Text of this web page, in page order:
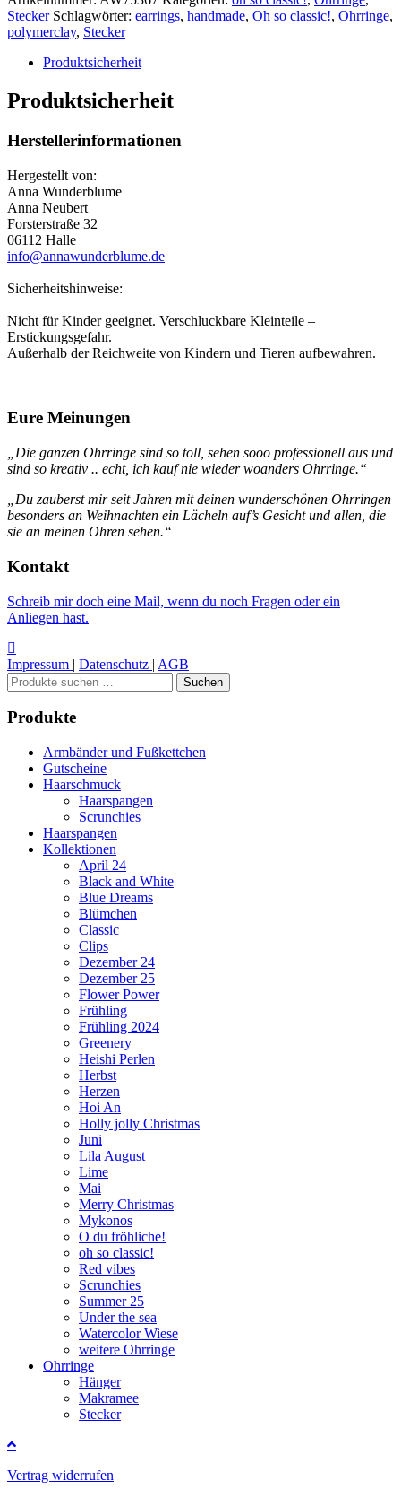
Stecker
Menge
Stecker Schlagwörter: earrings, handmade, Oh so classic!, Ohrringe,
polymerclay, Stecker
Produktsicherheit
Produktsicherheit
Herstellerinformationen
Hergestellt von:
Anna Wunderblume
Anna Neubert
Forsterstraße 32
06112 Halle
info@annawunderblume.de
Sicherheitshinweise:
Nicht für Kinder geeignet. Verschluckbare Kleinteile –
Erstickungsgefahr.
Außerhalb der Reichweite von Kindern und Tieren aufbewahren.
Eure Meinungen
„Die ganzen Ohrringe sind so toll, sehen sooo professionell aus und
sind so kreativ .. echt, ich kauf nie wieder woanders Ohrringe.“
„Du zauberst mir seit Jahren mit deinen wunderschönen Ohrringen
besonders an Weihnachten ein Lächeln auf’s Gesicht und allen, die
sie an meinen Ohren sehen.“
Kontakt
Schreib mir doch eine Mail, wenn du noch Fragen oder ein
Anliegen hast.
Impressum | Datenschutz | AGB
Suchen
nach:
Suchen
Produkte
Armbänder und Fußkettchen
Gutscheine
Haarschmuck
Haarspangen
Scrunchies
Haarspangen
Kollektionen
April 24
Black and White
Blue Dreams
Blümchen
Classic
Clips
Dezember 24
Dezember 25
Flower Power
Frühling
Frühling 2024
Greenery
Heishi Perlen
Herbst
Herzen
Hoi An
Holly jolly Christmas
Juni
Lila August
Lime
Mai
Merry Christmas
Mykonos
O du fröhliche!
oh so classic!
Red vibes
Scrunchies
Summer 25
Under the sea
Watercolor Wiese
weitere Ohrringe
Ohrringe
Hänger
Makramee
Stecker
Vertrag widerrufen